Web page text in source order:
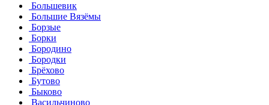
Большевик
Большие Вязёмы
Борзые
Борки
Бородино
Бородки
Брёхово
Бутово
Быково
Васильчиново